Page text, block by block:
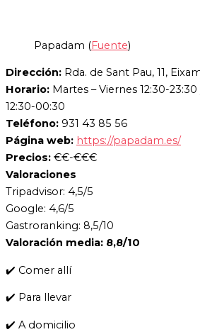
Papadam (Fuente)
Dirección: Rda. de Sant Pau, 11,
Horario: Martes – Viernes 12:30-
12:30-00:30
Teléfono: 931 43 85 56
Página web: https://papadam.es/
Precios: €€-€€€
Valoraciones
Tripadvisor: 4,5/5
Google: 4,6/5
Gastroranking: 8,5/10
Valoración media: 8,8/10
✔️ Comer allí
✔️ Para llevar
✔️ A domicilio